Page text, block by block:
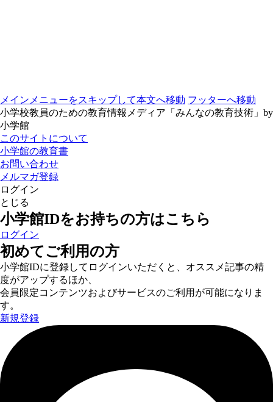
メインメニューをスキップして本文へ移動 フッターへ移動
小学校教員のための教育情報メディア「みんなの教育技術」by
小学館
このサイトについて
小学館の教育書
お問い合わせ
メルマガ登録
ログイン
とじる
小学館IDをお持ちの方はこちら
ログイン
初めてご利用の方
小学館IDに登録してログインいただくと、オススメ記事の精
度がアップするほか、
会員限定コンテンツおよびサービスのご利用が可能になりま
す。
新規登録